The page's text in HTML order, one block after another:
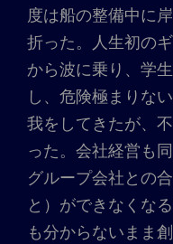
度は船の整備中に
折った。人生初の
から波に乗り、学
し、危険極まりな
我をしてきたが、
った。会社経営も
グループ会社との
と）ができなくな
も分からないまま